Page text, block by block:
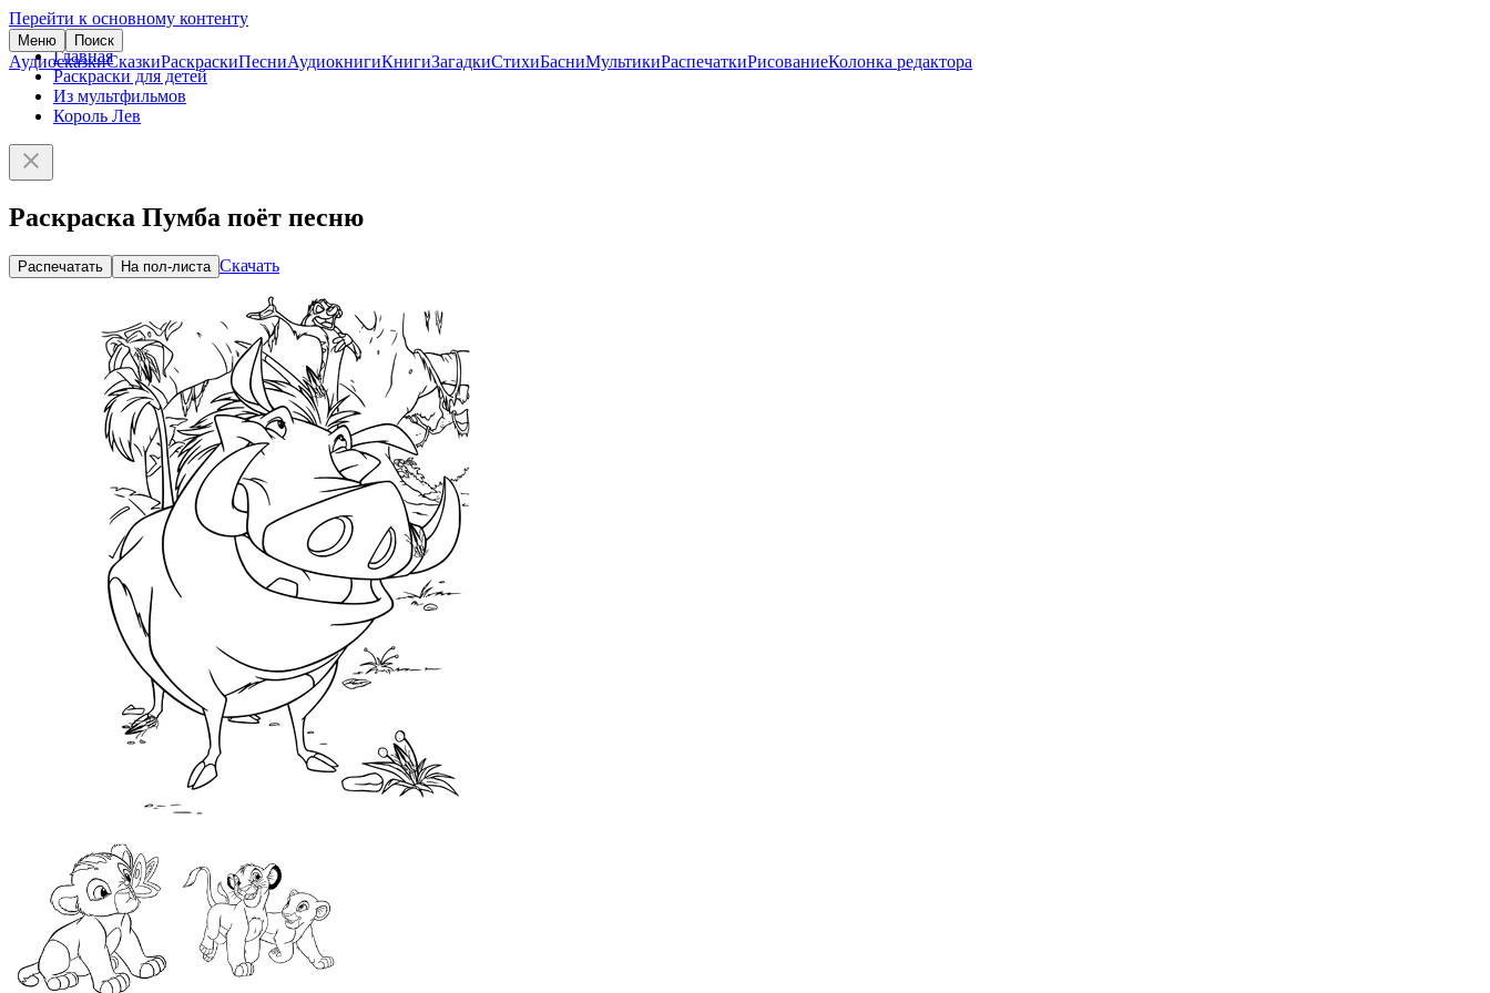
Перейти к основному контенту
Меню Поиск
АудиосказкиСказкиРаскраскиПесниАудиокнигиКнигиЗагадкиСтихиБасниМультикиРаспечаткиРисованиеКолонка редактора
Главная
Раскраски для детей
Из мультфильмов
Король Лев
Раскраска Пумба поёт песню
Распечатать На пол-листа Скачать